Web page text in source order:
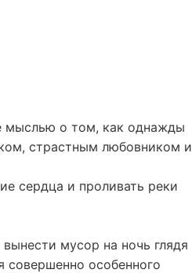
мыслью о том, как однажды
страстным любовником и
сердца и проливать реки
мусор на ночь глядя
совершенно особенного